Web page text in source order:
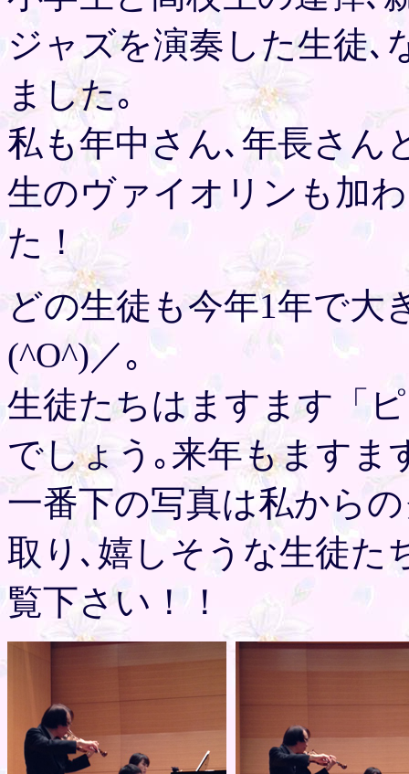
ジャズを演奏した生徒､
ました｡
私も年中さん､年長さん
生のヴァイオリンも加
た！
どの生徒も今年1年で大
(^O^)／｡
生徒たちはますます「
でしょう｡来年もますま
一番下の写真は私から
取り､嬉しそうな生徒た
覧下さい！！